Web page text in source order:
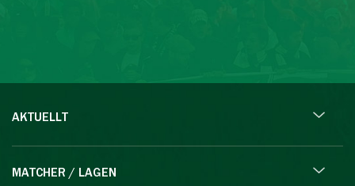
AKTUELLT
MATCHER / LAGEN